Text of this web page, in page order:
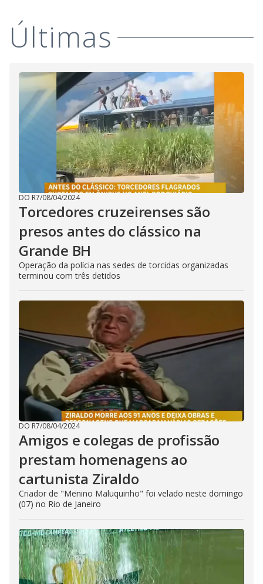
d
e
o
Últimas
DO R7/08/04/2024
Torcedores cruzeirenses são
presos antes do clássico na
Grande BH
Operação da polícia nas sedes de torcidas organizadas
terminou com três detidos
DO R7/08/04/2024
Amigos e colegas de profissão
prestam homenagens ao
cartunista Ziraldo
Criador de "Menino Maluquinho" foi velado neste domingo
(07) no Rio de Janeiro